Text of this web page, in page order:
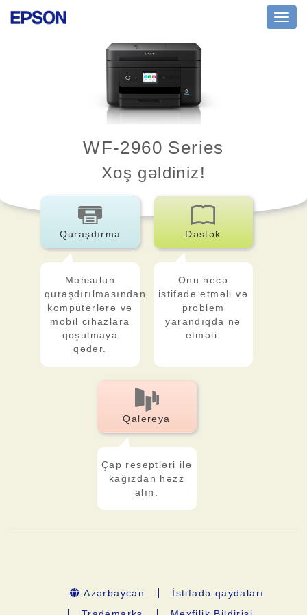
WF-2960 Series
Xoş gəldiniz!
Quraşdırma
Məhsulun
quraşdırılmasından
kompüterlərə və
mobil cihazlara
qoşulmaya
qədər.
Dəstək
Onu necə
istifadə etməli və
problem
yarandıqda nə
etməli.
Qalereya
Çap reseptləri ilə
kağızdan həzz
alın.
Azərbaycan
İstifadə qaydaları